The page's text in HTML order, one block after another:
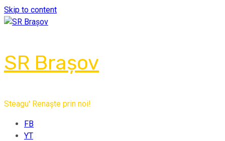
Skip to content
SR Brașov
Steagu' Renaște prin noi!
FB
YT